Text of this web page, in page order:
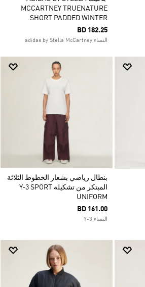
MCCARTNEY TRUENATURE
SHORT PADDED WINTER
BD 182.25
النساء adidas by Stella McCartney
بنطال رياضي بشعار الخطوط الثلاثة
المبتكر من تشكيلة Y-3 SPORT
UNIFORM
BD 161.00
النساء Y-3